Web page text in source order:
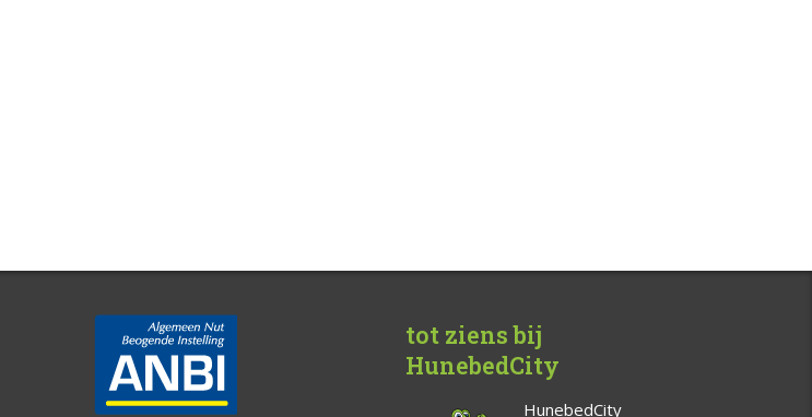
tot ziens bij
HunebedCity
HunebedCity